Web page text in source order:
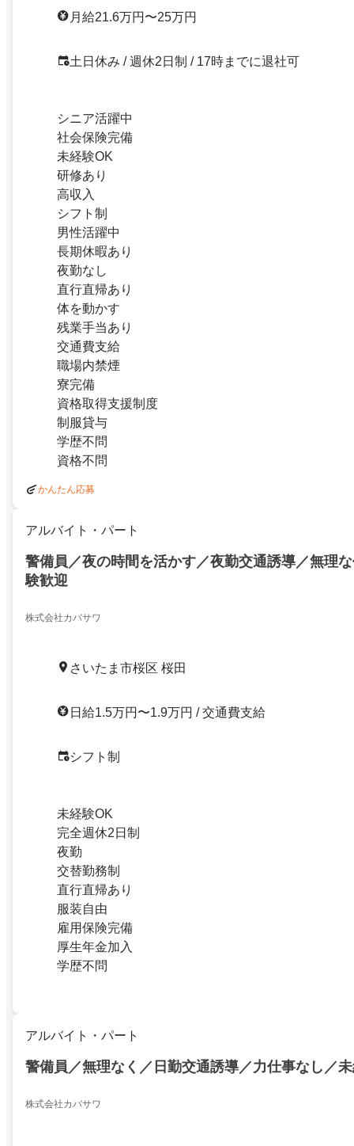
月給21.6万円〜25万円
土日休み / 週休2日制 / 17時までに退社可
シニア活躍中
社会保険完備
未経験OK
研修あり
高収入
シフト制
男性活躍中
長期休暇あり
夜勤なし
直行直帰あり
体を動かす
残業手当あり
交通費支給
職場内禁煙
寮完備
資格取得支援制度
制服貸与
学歴不問
資格不問
かんたん応募
アルバイト・パート
警備員／夜の時間を活かす／夜勤交通誘導／無理
験歓迎
株式会社カバサワ
さいたま市桜区 桜田
日給1.5万円〜1.9万円 / 交通費支給
シフト制
未経験OK
完全週休2日制
夜勤
交替勤務制
直行直帰あり
服装自由
雇用保険完備
厚生年金加入
学歴不問
アルバイト・パート
警備員／無理なく／日勤交通誘導／力仕事なし／
株式会社カバサワ